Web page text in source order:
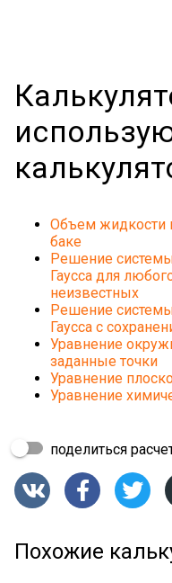
Объем жидкости
баке
Решение
Гаусса для
неизвестных
Решение
Гаусса с
Уравнение
заданные точки
Уравнение
Уравнение
поделиться
  
Похожие